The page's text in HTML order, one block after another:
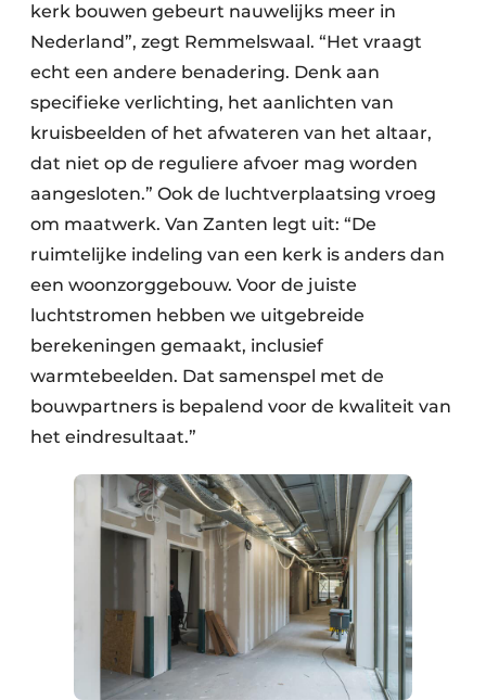
kerk bouwen gebeurt nauwelijks meer in
Nederland”, zegt Remmelswaal. “Het vraagt
echt een andere benadering. Denk aan
specifieke verlichting, het aanlichten van
kruisbeelden of het afwateren van het altaar,
dat niet op de reguliere afvoer mag worden
aangesloten.” Ook de luchtverplaatsing vroeg
om maatwerk. Van Zanten legt uit: “De
ruimtelijke indeling van een kerk is anders dan
een woonzorggebouw. Voor de juiste
luchtstromen hebben we uitgebreide
berekeningen gemaakt, inclusief
warmtebeelden. Dat samenspel met de
bouwpartners is bepalend voor de kwaliteit van
het eindresultaat.”